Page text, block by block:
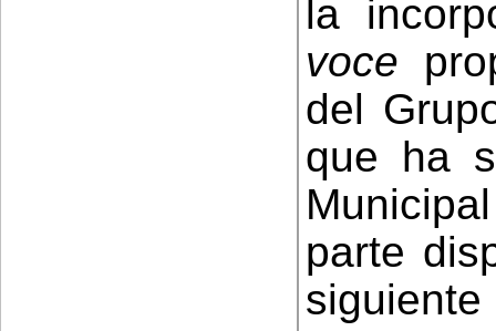
la
voce
del
que ha
parte
siguiente